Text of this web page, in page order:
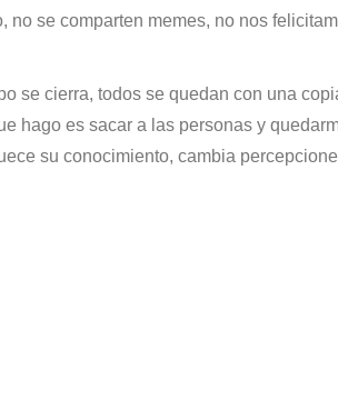
se comparten memes, no nos
se cierra, todos se quedan con una
hago es sacar a las personas y
su conocimiento, cambia